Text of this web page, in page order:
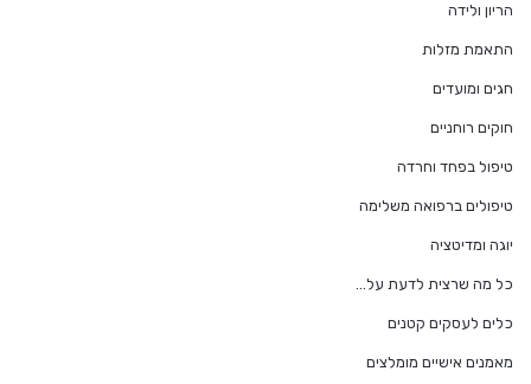
הריון ולידה
התאמת מזלות
חגים ומועדים
חוקים רוחניים
טיפול בפחד וחרדה
טיפולים ברפואה משלימה
יוגה ומדיטציה
כל מה שרצית לדעת על…
כלים לעסקים קטנים
מאמנים אישיים מומלצים